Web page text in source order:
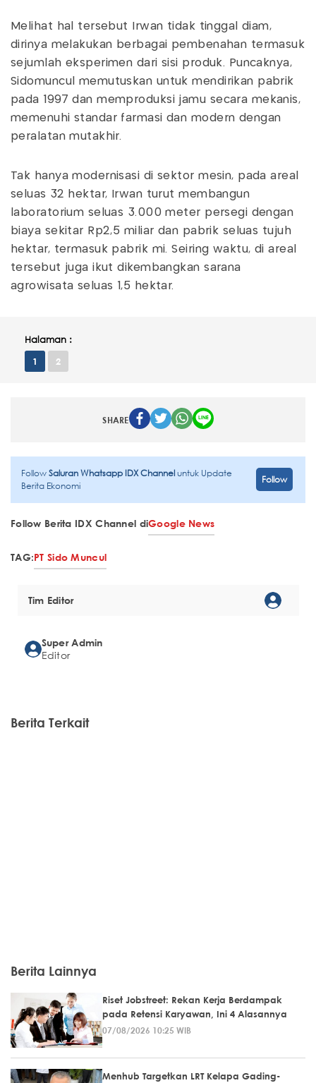
Melihat hal tersebut Irwan tidak tinggal diam,
dirinya melakukan berbagai pembenahan termasuk
sejumlah eksperimen dari sisi produk. Puncaknya,
Sidomuncul memutuskan untuk mendirikan pabrik
pada 1997 dan memproduksi jamu secara mekanis,
memenuhi standar farmasi dan modern dengan
peralatan mutakhir.
Tak hanya modernisasi di sektor mesin, pada areal
seluas 32 hektar, Irwan turut membangun
laboratorium seluas 3.000 meter persegi dengan
biaya sekitar Rp2,5 miliar dan pabrik seluas tujuh
hektar, termasuk pabrik mi. Seiring waktu, di areal
tersebut juga ikut dikembangkan sarana
agrowisata seluas 1,5 hektar.
Halaman :
1 2
SHARE
FollowSaluran Whatsapp IDX Channeluntuk Update
Berita Ekonomi
Follow
Follow Berita IDX Channel diGoogle News
TAG:PT Sido Muncul
Tim Editor
Super Admin
Editor
Berita Terkait
Berita Lainnya
Riset Jobstreet: Rekan Kerja Berdampak
pada Retensi Karyawan, Ini 4 Alasannya
07/08/2026 10:25 WIB
Menhub Targetkan LRT Kelapa Gading-